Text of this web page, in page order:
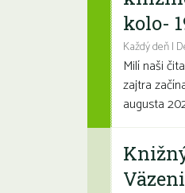
kolo-
Každý deň |
Milí naši
zajtra
augusta